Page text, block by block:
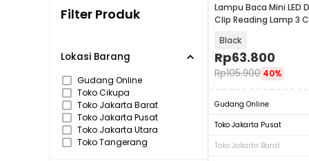
Toko Jakarta Barat
Senin -
Toko Tangerang
Senin -
Senin - Jumat
Senin - Jumat
Filter Produk
Lokasi Barang
Gudang Online
Toko Cikupa
Toko Jakarta Barat
Toko Jakarta Pusat
Toko Jakarta Utara
Toko Tangerang
Lampu Baca Mini LED
Clip Reading Lamp 3
Black
Rp63.800
Rp105.900 40%
Gudang Online
Toko Jakarta Pusat
Toko Jakarta Barat